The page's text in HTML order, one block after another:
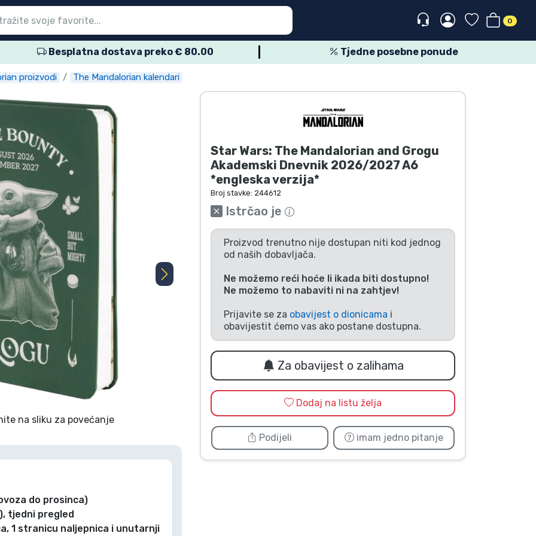
0
Besplatna dostava preko € 80.00 Tjedne posebne ponude
proizvodi The Mandalorian kalendari
na sliku za povećanje
Star Wars: The Mandalorian and Grogu
Akademski Dnevnik 2026/2027 A6
*engleska verzija*
Broj stavke: 244612
Istrčao je
Proizvod trenutno nije dostupan niti kod jednog
od naših dobavljača.
Ne možemo reći hoće li ikada biti dostupno!
Ne možemo to nabaviti ni na zahtjev!
Prijavite se za obavijest o dionicama i
obavijestit ćemo vas ako postane dostupna.
Za obavijest o zalihama
Dodaj na listu želja
Podijeli imam jedno pitanje
do prosinca)
tjedni pregled
1 stranicu naljepnica i unutarnji
glavni izbornik
glavni izbornik
glavni izbornik
glavni izbornik
glavni izbornik
glavni izbornik
glavni izbornik
proizvodi
glavni izbornik
glavni izbornik